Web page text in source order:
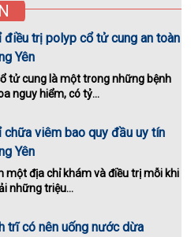
điều trị polyp cổ tử cung an toàn
Yên
tử cung là một trong những bệnh
nguy hiểm, có tỷ...
chữa viêm bao quy đầu uy tín
Yên
một địa chỉ khám và điều trị mỗi khi
những triệu...
trĩ có nên uống nước dừa